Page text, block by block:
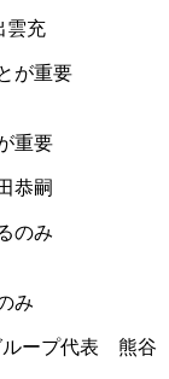
雲充
重要
恭嗣
み
ループ代表 熊谷